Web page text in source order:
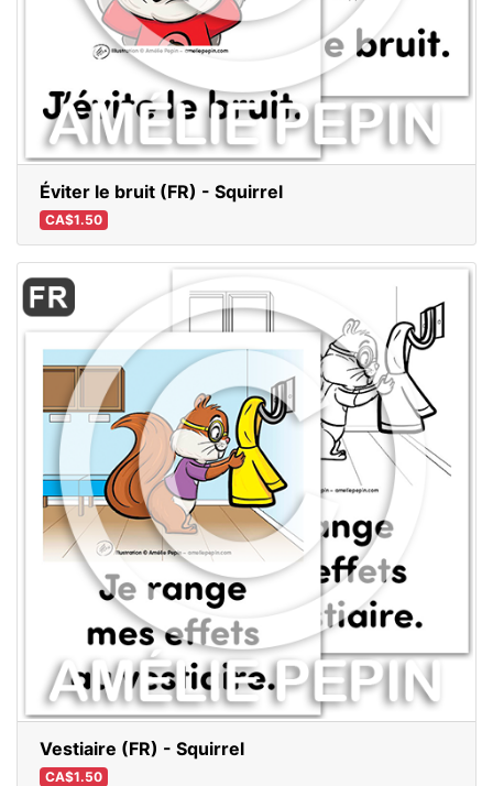
Éviter le bruit (FR) - Squirrel
CA$1.50
Vestiaire (FR) - Squirrel
CA$1.50